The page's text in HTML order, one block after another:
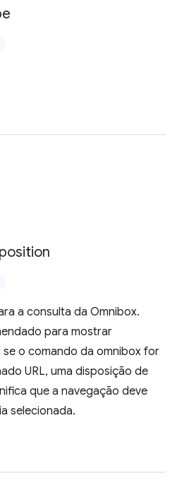
a consulta da Omnibox.
para mostrar
o comando da omnibox for
URL, uma disposição de
que a navegação deve
selecionada.